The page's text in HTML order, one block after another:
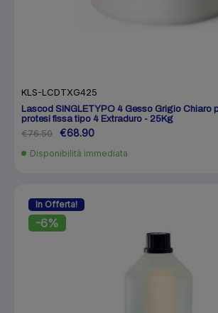
KLS-LCDTXG425
Lascod SINGLETYPO 4 Gesso Grigio Chiaro
protesi fissa tipo 4 Extraduro - 25Kg
€76.50 €68.90
Disponibilità immediata
In Offerta!
-6%